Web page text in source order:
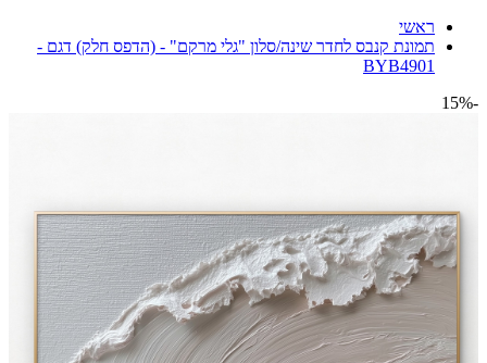
ראשי
תמונת קנבס לחדר שינה/סלון "גלי מרקם" - (הדפס חלק) דגם -
BYB4901
-15%